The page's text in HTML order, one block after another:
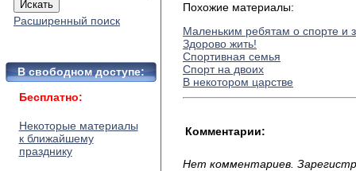
Расширенный поиск
В свободном доступе:
Бесплатно:
Некоторые материалы
к ближайшему
празднику
Похожие материалы:
Маленьким ребятам о спорте и
Здорово жить!
Спортивная семья
Спорт на двоих
В некотором царстве
Комментарии:
Нет комментариев.